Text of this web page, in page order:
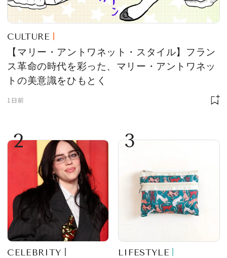
CULTURE
【マリー・アントワネット・スタイル】フラン
ス革命の時代を彩った、マリー・アントワネッ
トの美意識をひもとく
1日前
2
CELEBRITY
3
LIFESTYLE